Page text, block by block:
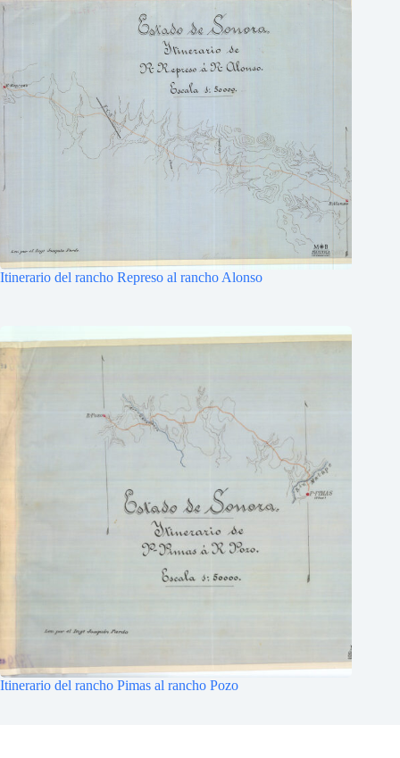
Itinerario del rancho Represo al rancho Alonso
Itinerario del rancho Pimas al rancho Pozo